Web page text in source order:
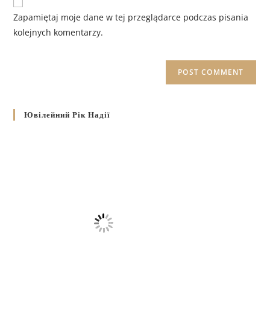
Zapamiętaj moje dane w tej przeglądarce podczas pisania
kolejnych komentarzy.
Ювілейний Рік Надії